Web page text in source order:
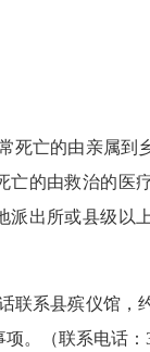
死亡的由亲属到
亡的由救治的医
派出所或县级以
联系县殡仪馆，
。（联系电话：